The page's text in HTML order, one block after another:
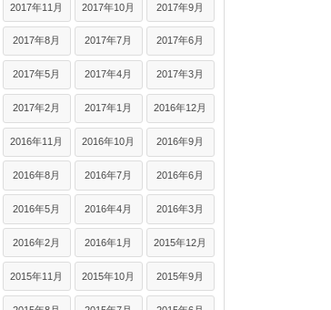
2017年11月 2017年10月 2017年9月
2017年8月 2017年7月 2017年6月
2017年5月 2017年4月 2017年3月
2017年2月 2017年1月 2016年12月
2016年11月 2016年10月 2016年9月
2016年8月 2016年7月 2016年6月
2016年5月 2016年4月 2016年3月
2016年2月 2016年1月 2015年12月
2015年11月 2015年10月 2015年9月